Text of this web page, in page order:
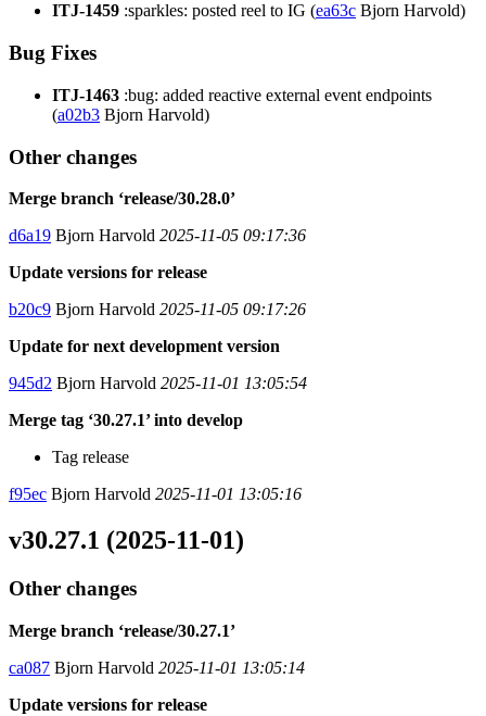
ITJ-1459 :sparkles: posted reel to IG (ea63c Bjorn Harvold)
Bug Fixes
ITJ-1463 :bug: added reactive external event endpoints
(a02b3 Bjorn Harvold)
Other changes
Merge branch ‘release/30.28.0’
d6a19 Bjorn Harvold 2025-11-05 09:17:36
Update versions for release
b20c9 Bjorn Harvold 2025-11-05 09:17:26
Update for next development version
945d2 Bjorn Harvold 2025-11-01 13:05:54
Merge tag ‘30.27.1’ into develop
Tag release
f95ec Bjorn Harvold 2025-11-01 13:05:16
v30.27.1 (2025-11-01)
Other changes
Merge branch ‘release/30.27.1’
ca087 Bjorn Harvold 2025-11-01 13:05:14
Update versions for release